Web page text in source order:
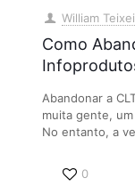
William
Como
Abandonar a
muita gente,
No entanto, a
0